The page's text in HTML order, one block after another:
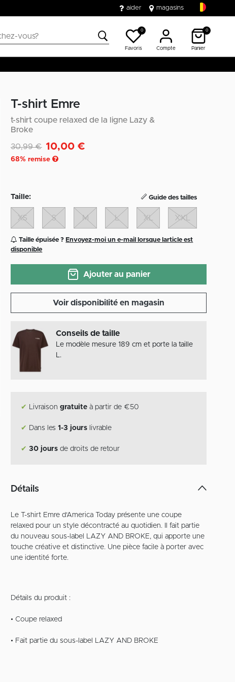
aider magasins
0
Favoris Compte
0
Panier
T-shirt Emre
t-shirt coupe relaxed de la ligne Lazy &
Broke
Remise de
30,99 €à 10,00 €
68% remise
Taille: Guide des tailles
XS S M L XL XXL
Taille épuisée ? Envoyez-moi un e-mail lorsque larticle est
disponible
Ajouter au panier
Voir disponibilité en magasin
Conseils de taille
Le modèle mesure 189 cm et porte la taille
L.
✔ Livraisongratuite à partir de €50
✔ Dans les1-3 jours livrable
✔ 30 jours de droits de retour
Détails
Le T-shirt Emre d’America Today présente une coupe
relaxed pour un style décontracté au quotidien. Il fait partie
du nouveau sous-label LAZY AND BROKE, qui apporte une
touche créative et distinctive. Une pièce facile à porter avec
une identité forte.
Détails du produit :
• Coupe relaxed
• Fait partie du sous-label LAZY AND BROKE